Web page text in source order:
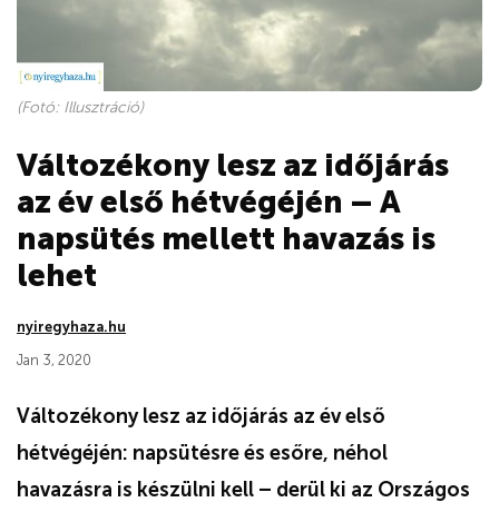
(Fotó: Illusztráció)
Változékony lesz az időjárás
az év első hétvégéjén – A
napsütés mellett havazás is
lehet
nyiregyhaza.hu
Jan 3, 2020
Változékony lesz az időjárás az év első
hétvégéjén: napsütésre és esőre, néhol
havazásra is készülni kell – derül ki az Országos